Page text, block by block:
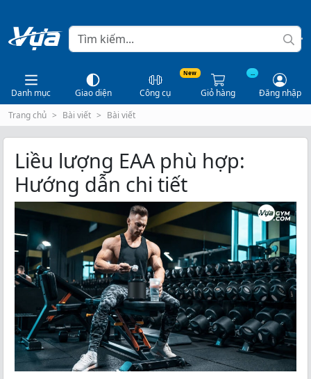
Danh mục Giao diện
New
Công cụ
...
Giỏ hàng
Đăng nhập
Trang chủ
Bài viết Bài viết
Liều lượng EAA phù hợp:
Hướng dẫn chi tiết